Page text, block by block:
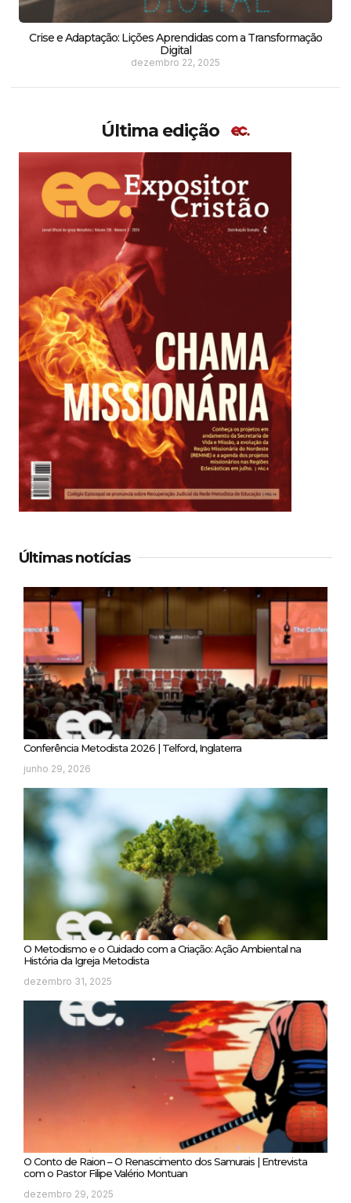
Crise e Adaptação: Lições Aprendidas com a Transformação
Digital
dezembro 22, 2025
Última edição
Últimas notícias
Conferência Metodista 2026 | Telford, Inglaterra
junho 29, 2026
O Metodismo e o Cuidado com a Criação: Ação Ambiental na
História da Igreja Metodista
dezembro 31, 2025
O Conto de Raion – O Renascimento dos Samurais | Entrevista
com o Pastor Filipe Valério Montuan
dezembro 29, 2025